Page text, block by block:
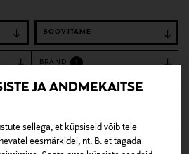
JA ANDMEKAITSE
sellega, et küpsiseid võib teie
eesmärkidel, nt. B. et tagada
BRÄND